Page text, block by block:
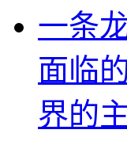
一条
面临
界的